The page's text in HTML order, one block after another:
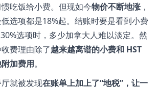
吃饭给小费。但现如今物价不断地涨 ，
选项都是18%起。结账时要是看到小费
选项时，多少加拿大人难以淡定。然
费理由除了越来越离谱的小费和 HST
加费用。
就被发现在账单上加上了“地税”，让一